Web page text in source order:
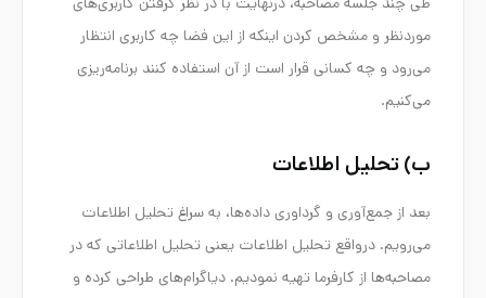
موردنظر و مشخص کردن اینکه از این فضا چه کاربری انتظار
می‌رود و چه کسانی قرار است از آن استفاده کنند برنامه‌ریزی
می‌کنیم.
ب) تحلیل اطلاعات
بعد از جمع‌آوری و گرداوری داده‌ها، به سراغ تحلیل اطلاعات
می‌رویم. درواقع تحلیل اطلاعات یعنی تحلیل اطلاعاتی که در
مصاحبه‌ها از کارفرما تهیه نمودیم. دیاگرام‌های طراحی کرده و